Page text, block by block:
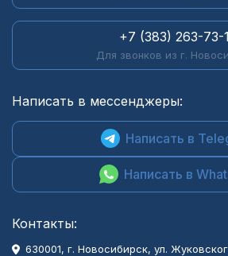
+7 (383) 263-73-
Для звонков из г.
Написать в мессенджеры:
Написать в
Написать в
Контакты:
630001, г. Новосибирск, ул.